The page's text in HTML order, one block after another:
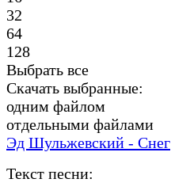
32
64
128
Выбрать все
Скачать выбранные:
одним файлом
отдельными файлами
Эд Шульжевский - Снег
Текст песни: